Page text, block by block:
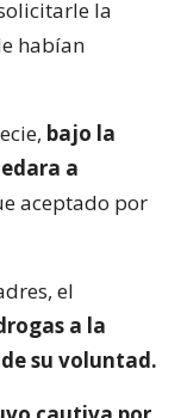
la
habían
bajo la
a
aceptado por
el
a la
su voluntad.